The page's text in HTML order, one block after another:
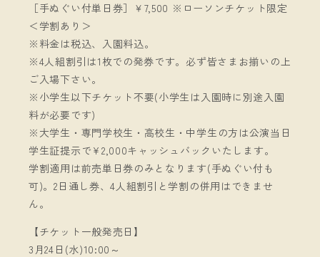
［手ぬぐい付単日券］￥7,500 ※ローソンチケット限定
＜学割あり＞
※料金は税込、入園料込。
※4人組割引は1枚での発券です。必ず皆さまお揃いの上
ご入場下さい。
※小学生以下チケット不要(小学生は入園時に別途入園
料が必要です)
※大学生・専門学校生・高校生・中学生の方は公演当日
学生証提示で¥2,000キャッシュバックいたします。
学割適用は前売単日券のみとなります(手ぬぐい付も
可)。2日通し券、4人組割引と学割の併用はできませ
ん。
【チケット一般発売日】
3月24日(水)10:00～